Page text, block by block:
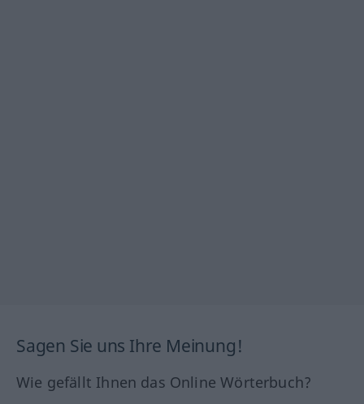
Sagen Sie uns Ihre Meinung!
Wie gefällt Ihnen das Online Wörterbuch?